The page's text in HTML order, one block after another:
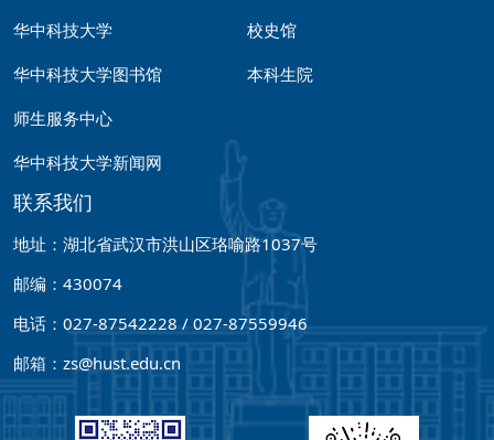
华中科技大学
华中科技大学图书馆
师生服务中心
华中科技大学新闻网
校史馆
本科生院
联系我们
地址：湖北省武汉市洪山区珞喻路1037号
邮编：430074
电话：027-87542228 / 027-87559946
邮箱：zs@hust.edu.cn